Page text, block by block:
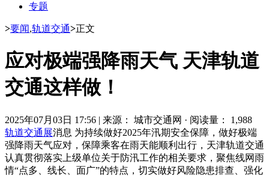
专题
>要闻,轨道交通>正文
应对极端强降雨天气 天津轨道
交通这样做！
2025年07月03日 17:56 | 来源： 城市交通网 · 阅读量： 1,988
轨道交通展消息 为持续做好2025年汛期安全保障，做好极端
强降雨天气应对，保障乘客在雨天能顺利出行，天津轨道交通
认真贯彻落实上级单位关于防汛工作的相关要求，聚焦线网雨
情“点多、线长、面广”的特点，切实做好风险隐患排查、强化